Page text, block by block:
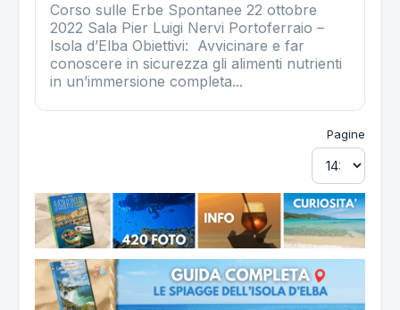
Corso sulle Erbe Spontanee 22 ottobre
2022 Sala Pier Luigi Nervi Portoferraio –
Isola d’Elba Obiettivi: Avvicinare e far
conoscere in sicurezza gli alimenti nutrienti
in un’immersione completa...
Pagine